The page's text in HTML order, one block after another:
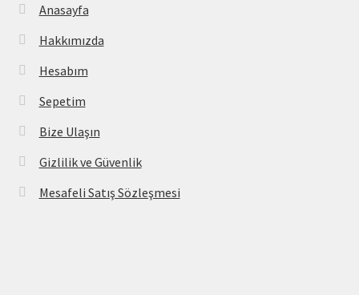
Anasayfa
Hakkımızda
Hesabım
Sepetim
Bize Ulaşın
Gizlilik ve Güvenlik
Mesafeli Satış Sözleşmesi